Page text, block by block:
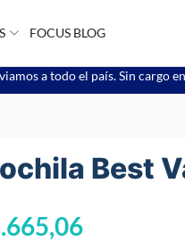
FOCUS BLOG
a todo el país. Sin cargo
Best